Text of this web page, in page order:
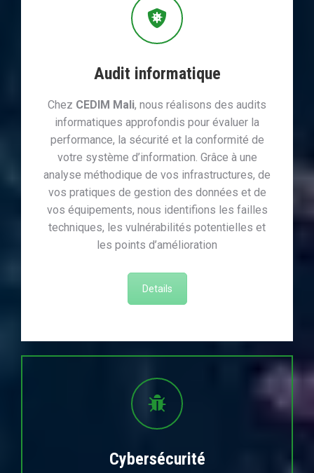
Audit informatique
Chez CEDIM Mali, nous réalisons des audits
informatiques approfondis pour évaluer la
performance, la sécurité et la conformité de
votre système d’information. Grâce à une
analyse méthodique de vos infrastructures, de
vos pratiques de gestion des données et de
vos équipements, nous identifions les failles
techniques, les vulnérabilités potentielles et
les points d’amélioration
Details
Cybersécurité